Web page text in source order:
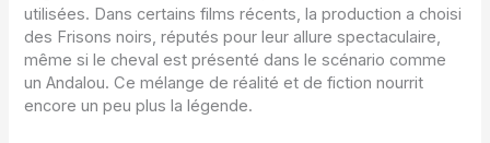
utilisées. Dans certains films récents, la production a choisi
des Frisons noirs, réputés pour leur allure spectaculaire,
même si le cheval est présenté dans le scénario comme
un Andalou. Ce mélange de réalité et de fiction nourrit
encore un peu plus la légende.